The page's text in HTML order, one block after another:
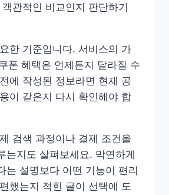
관적인 비교인지 판단하기
한 기준입니다. 서비스의 가
폰 혜택은 언제든지 달라질 수
에 작성된 정보라면 현재 공
이 같은지 다시 확인해야 합
검색 과정이나 결제 조건을
는지도 살펴보세요. 막연하게
는 설명보다 어떤 기능이 편리
했는지 적힌 글이 선택에 도